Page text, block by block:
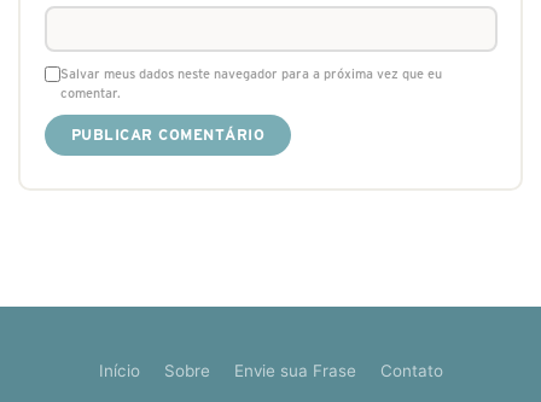
Salvar meus dados neste navegador para a próxima vez que eu
comentar.
Início Sobre Envie sua Frase Contato